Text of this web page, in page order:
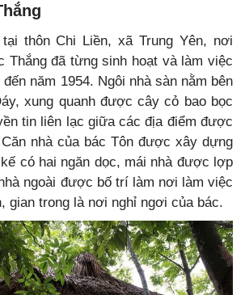
thôn Chi Liền, xã Trung Yên, nơi
Thắng đã từng sinh hoạt và làm việc
năm 1954. Ngôi nhà sàn nằm bên
xung quanh được cây cỏ bao bọc
tin liên lạc giữa các địa điểm được
nhà của bác Tôn được xây dựng
có hai ngăn dọc, mái nhà được lợp
ngoài được bố trí làm nơi làm việc
gian trong là nơi nghỉ ngơi của bác.